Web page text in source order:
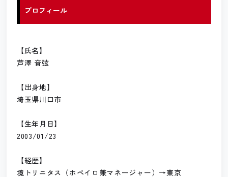
プロフィール
【氏名】
芦澤 音弦
【出身地】
埼玉県川口市
【生年月日】
2003/01/23
【経歴】
境トリニタス（ホペイロ兼マネージャー）→東京